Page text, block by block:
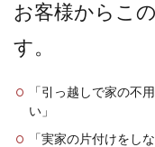
お客様からこ
す。
「引っ越しで家の不
い」
「実家の片付けをし